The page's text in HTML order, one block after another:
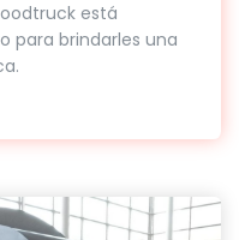
está
para brindarles una